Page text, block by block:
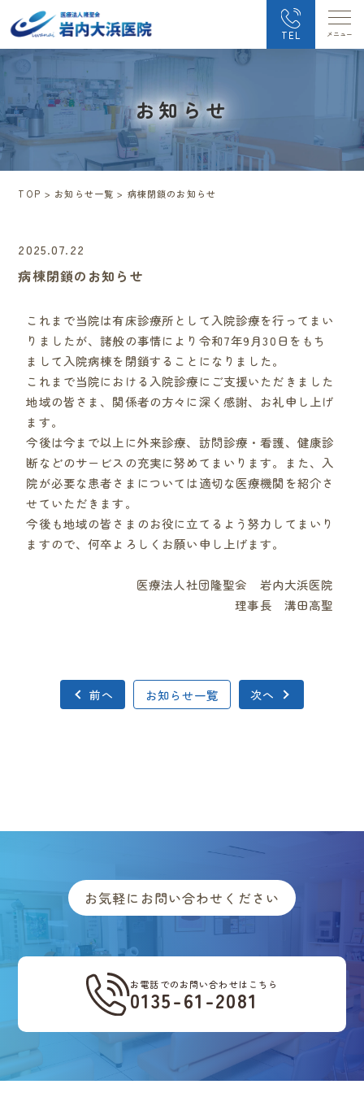
TEL
お知らせ
TOP > お知らせ一覧 > 病棟閉鎖のお知らせ
2025.07.22
病棟閉鎖のお知らせ
これまで当院は有床診療所として入院診療を行ってまい
りましたが、諸般の事情により令和7年9月30日をもち
まして入院病棟を閉鎖することになりました。
これまで当院における入院診療にご支援いただきました
地域の皆さま、関係者の方々に深く感謝、お礼申し上げ
ます。
今後は今まで以上に外来診療、訪問診療・看護、健康診
断などのサービスの充実に努めてまいります。また、入
院が必要な患者さまについては適切な医療機関を紹介さ
せていただきます。
今後も地域の皆さまのお役に立てるよう努力してまいり
ますので、何卒よろしくお願い申し上げます。
医療法人社団隆聖会 岩内大浜医院
理事長 溝田高聖
前へ お知らせ一覧 次へ
お気軽にお問い合わせください
お電話でのお問い合わせはこちら
0135-61-2081